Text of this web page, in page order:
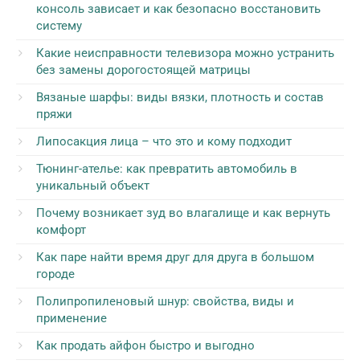
консоль зависает и как безопасно восстановить
систему
Какие неисправности телевизора можно устранить
без замены дорогостоящей матрицы
Вязаные шарфы: виды вязки, плотность и состав
пряжи
Липосакция лица – что это и кому подходит
Тюнинг-ателье: как превратить автомобиль в
уникальный объект
Почему возникает зуд во влагалище и как вернуть
комфорт
Как паре найти время друг для друга в большом
городе
Полипропиленовый шнур: свойства, виды и
применение
Как продать айфон быстро и выгодно